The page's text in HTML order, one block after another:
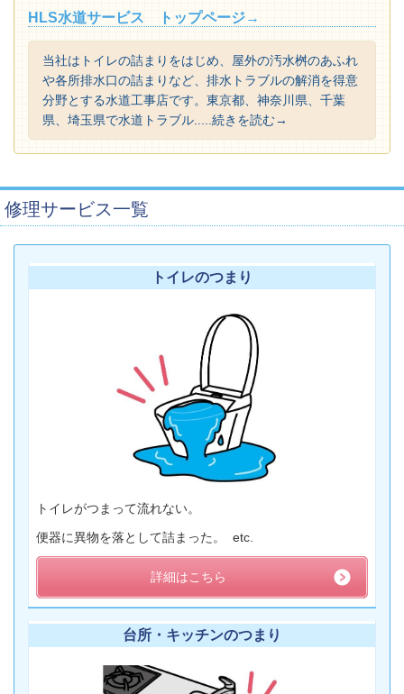
HLS水道サービス トップページ→
当社はトイレの詰まりをはじめ、屋外の汚水桝のあふれ
や各所排水口の詰まりなど、排水トラブルの解消を得意
分野とする水道工事店です。東京都、神奈川県、千葉
県、埼玉県で水道トラブル.....続きを読む→
修理サービス一覧
トイレのつまり
トイレがつまって流れない。
便器に異物を落として詰まった。 etc.
詳細はこちら
台所・キッチンのつまり